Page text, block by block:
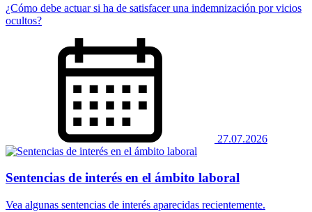
¿Cómo debe actuar si ha de satisfacer una indemnización por vicios
ocultos?
27.07.2026
Sentencias de interés en el ámbito laboral
Vea algunas sentencias de interés aparecidas recientemente.